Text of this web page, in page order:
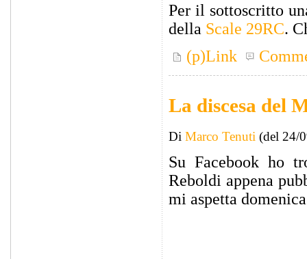
Per il sottoscritto
della Scale 29RC.
(p)Link
La discesa del
Di Marco Tenuti (del 24/
Su Facebook ho
Reboldi appena
mi aspetta